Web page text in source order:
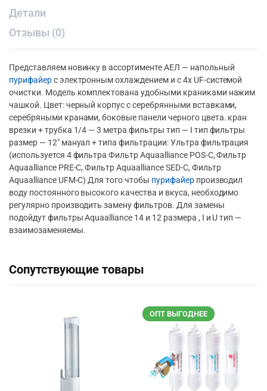
Детали
Отзывы (0)
Представляем новинку в ассортименте АЕЛ — напольный
пурифайерc электронным охлаждением и с 4х UF-системой
очистки. Модель комплектована удобными краниками нажим
чашкой. Цвет: черный корпус с серебрянными вставками,
серебряными кранами, боковые панели черного цвета. кран
врезки + трубка 1/4 — 3 метра фильтры тип — I тип фильтры
размер — 12″ мануал + типа фильтрации: Ультра фильтрация
(используется 4 фильтра Фильтр Aquaalliance POS-C, Фильтр
Aquaalliance PRE-C, Фильтр Aquaalliance SED-C, Фильтр
Aquaalliance UFM-C) Для того чтобы пурифайерпроизводил
воду постоянного высокого качества и вкуса, необходимо
регулярно производить замену фильтров. Для замены
подойдут фильтры Aquaalliance 14 и 12 размера , I и U тип —
взаимозаменяемы.
Сопутствующие товары
ОПТ ВЫГОДНЕЕ